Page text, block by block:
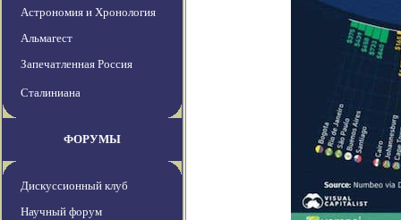
Астрономия и Хронология
Альмагест
Запечатленная Россия
Сталиниана
ФОРУМЫ
Дискуссионный клуб
Научный форум